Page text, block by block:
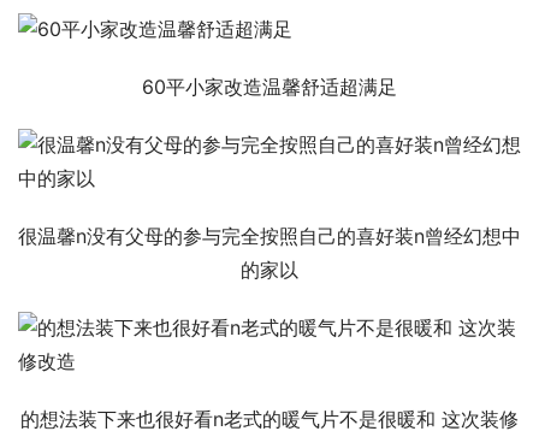
60平小家改造温馨舒适超满足
很温馨n没有父母的参与完全按照自己的喜好装n曾经幻想中
的家以
的想法装下来也很好看n老式的暖气片不是很暖和 这次装修